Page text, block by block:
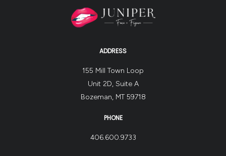
ADDRESS
155 Mill Town Loop
Unit 2D, Suite A
Bozeman, MT 59718
PHONE
406.600.9733